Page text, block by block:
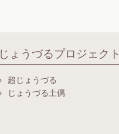
じょうづるプロジェクト
超じょうづる
じょうづる土偶